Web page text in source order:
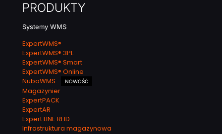
PRODUKTY
Systemy WMS
ExpertWMS®
ExpertWMS® 3PL
ExpertWMS® Smart
ExpertWMS® Online
NuboWMS
NOWOŚĆ
Magazynier
ExpertPACK
ExpertAR
Expert LINE RFID
Infrastruktura magazynowa